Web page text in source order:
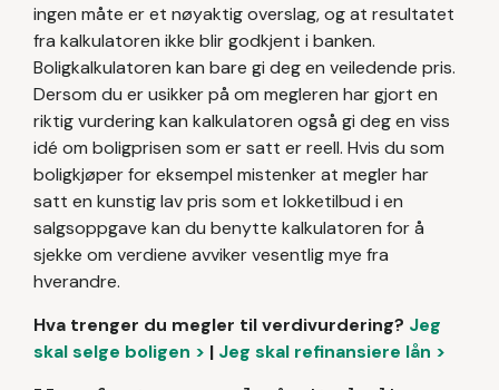
ingen måte er et nøyaktig overslag, og at resultatet
fra kalkulatoren ikke blir godkjent i banken.
Boligkalkulatoren kan bare gi deg en veiledende pris.
Dersom du er usikker på om megleren har gjort en
riktig vurdering kan kalkulatoren også gi deg en viss
idé om boligprisen som er satt er reell. Hvis du som
boligkjøper for eksempel mistenker at megler har
satt en kunstig lav pris som et lokketilbud i en
salgsoppgave kan du benytte kalkulatoren for å
sjekke om verdiene avviker vesentlig mye fra
hverandre.
Hva trenger du megler til verdivurdering? Jeg
skal selge boligen > | Jeg skal refinansiere lån >